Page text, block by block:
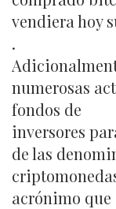
vendiera hoy
.
numerosas
fondos de
inversores
de las
acrónimo que